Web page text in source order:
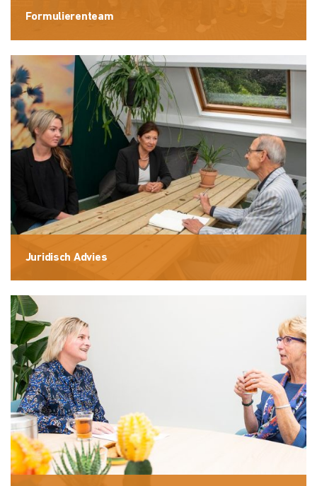
Formulierenteam
Juridisch Advies